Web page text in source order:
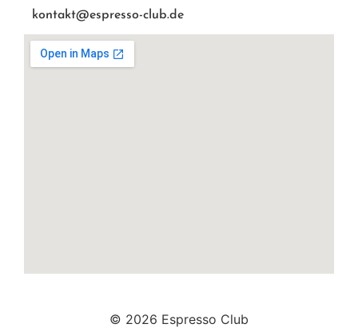
kontakt@espresso-club.de
© 2026 Espresso Club